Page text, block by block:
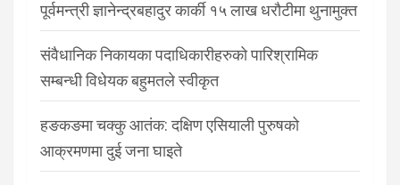
पूर्वमन्त्री ज्ञानेन्द्रबहादुर कार्की १५ लाख धरौटीमा थुनामुक्त
संवैधानिक निकायका पदाधिकारीहरुको पारिश्रामिक
सम्बन्धी विधेयक बहुमतले स्वीकृत
हङकङमा चक्कु आतंक: दक्षिण एसियाली पुरुषको
आक्रमणमा दुई जना घाइते